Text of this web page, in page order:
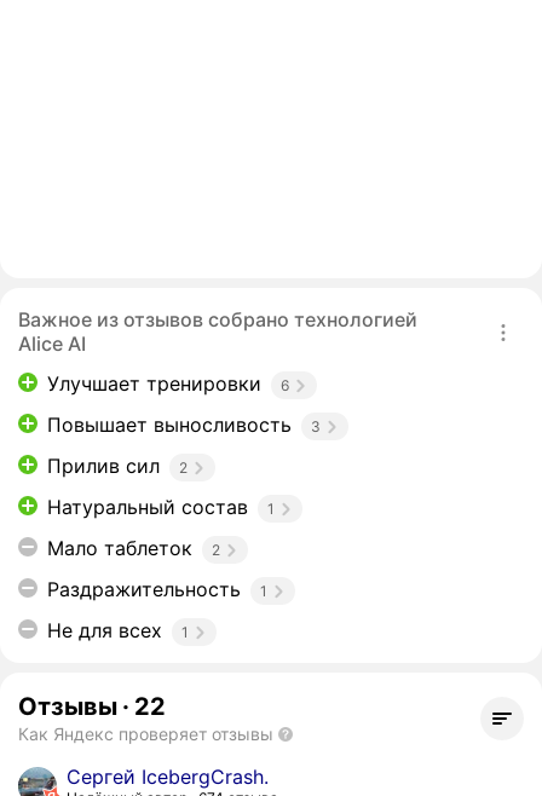
Важное из отзывов собрано технологией
Alice AI
Улучшает тренировки
6
Повышает выносливость 3
Прилив сил 2
Натуральный состав 1
Мало таблеток 2
Раздражительность 1
Не для всех 1
Отзывы · 22
Как Яндекс проверяет отзывы
Сергей IcebergCrash.